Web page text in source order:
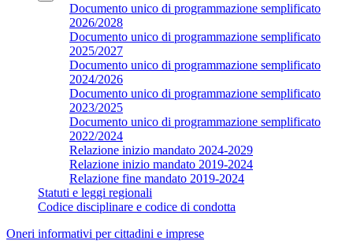
Documento unico di programmazione semplificato
2026/2028
Documento unico di programmazione semplificato
2025/2027
Documento unico di programmazione semplificato
2024/2026
Documento unico di programmazione semplificato
2023/2025
Documento unico di programmazione semplificato
2022/2024
Relazione inizio mandato 2024-2029
Relazione inizio mandato 2019-2024
Relazione fine mandato 2019-2024
Statuti e leggi regionali
Codice disciplinare e codice di condotta
Oneri informativi per cittadini e imprese